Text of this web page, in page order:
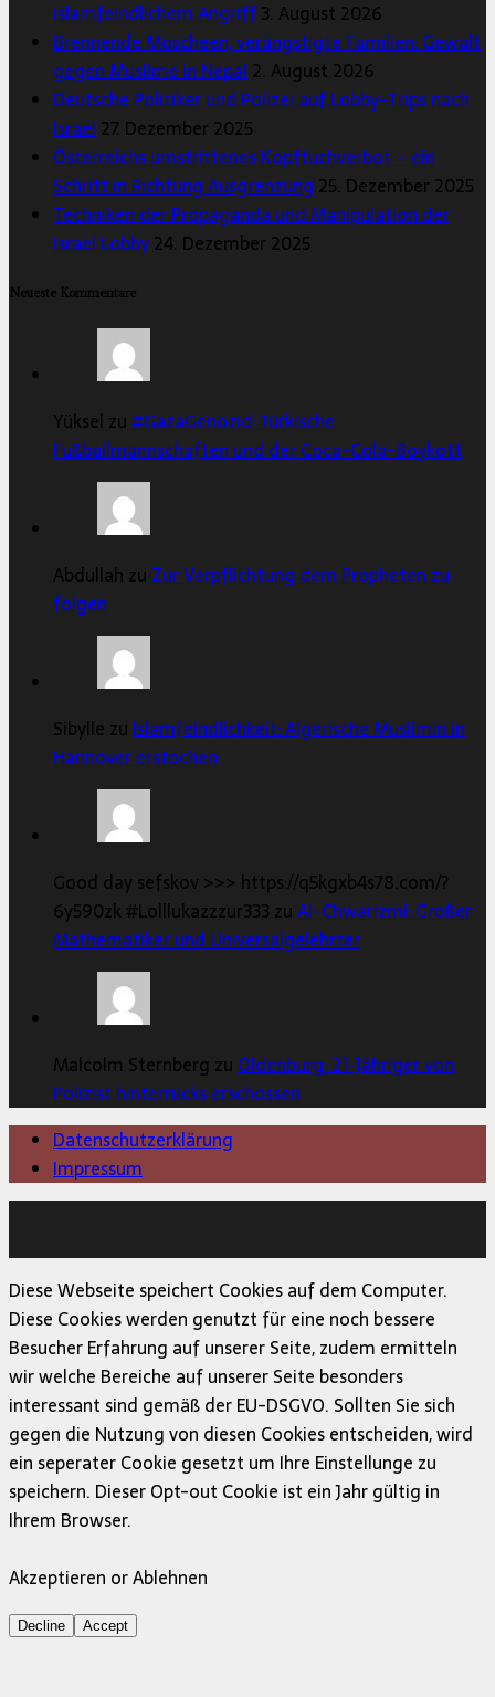
islamfeindlichem Angriff3. August 2026
Brennende Moscheen, verängstigte Familien: Gewalt
gegen Muslime in Nepal 2. August 2026
Deutsche Politiker und Polizei auf Lobby-Trips nach
Israel 27. Dezember 2025
Österreichs umstrittenes Kopftuchverbot – ein
Schritt in Richtung Ausgrenzung 25. Dezember 2025
Techniken der Propaganda und Manipulation der
Israel Lobby24. Dezember 2025
Neueste Kommentare
Yüksel zu#GazaGenozid: Türkische
Fußballmannschaften und der Coca-Cola-Boykott
Abdullah zu Zur Verpflichtung dem Propheten zu
folgen
Sibylle zu Islamfeindlichkeit: Algerische Muslimin in
Hannover erstochen
Good day sefskov >>> https://q5kgxb4s78.com/?
6y590zk #Lolllukazzzur333 zuAl-Chwarizmi: Großer
Mathematiker und Universalgelehrter
Malcolm Sternberg zu Oldenburg: 21-Jähriger von
Polizist hinterrücks erschossen
Datenschutzerklärung
Impressum
Diese Webseite speichert Cookies auf dem Computer.
Diese Cookies werden genutzt für eine noch bessere
Besucher Erfahrung auf unserer Seite, zudem ermitteln
wir welche Bereiche auf unserer Seite besonders
interessant sind gemäß der EU-DSGVO. Sollten Sie sich
gegen die Nutzung von diesen Cookies entscheiden, wird
ein seperater Cookie gesetzt um Ihre Einstellunge zu
speichern. Dieser Opt-out Cookie ist ein Jahr gültig in
Ihrem Browser.
Akzeptieren or Ablehnen
Decline Accept